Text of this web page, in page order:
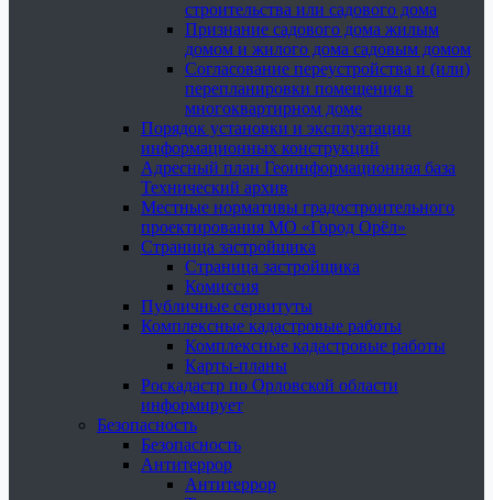
строительства или садового дома
Признание садового дома жилым
домом и жилого дома садовым домом
Согласование переустройства и (или)
перепланировки помещения в
многоквартирном доме
Порядок установки и эксплуатации
информационных конструкций
Адресный план Геоинформационная база
Технический архив
Местные нормативы градостроительного
проектирования МО «Город Орёл»
Страница застройщика
Страница застройщика
Комиссия
Публичные сервитуты
Комплексные кадастровые работы
Комплексные кадастровые работы
Карты-планы
Роскадастр по Орловской области
информирует
Безопасность
Безопасность
Антитеррор
Антитеррор